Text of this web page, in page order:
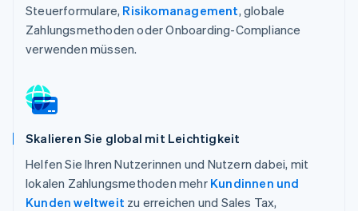
Steuerformulare, Risikomanagement, globale
Zahlungsmethoden oder Onboarding-Compliance
verwenden müssen.
Skalieren Sie global mit Leichtigkeit
Helfen Sie Ihren Nutzerinnen und Nutzern dabei, mit
lokalen Zahlungsmethoden mehr Kundinnen und
Kunden weltweit zu erreichen und Sales Tax,